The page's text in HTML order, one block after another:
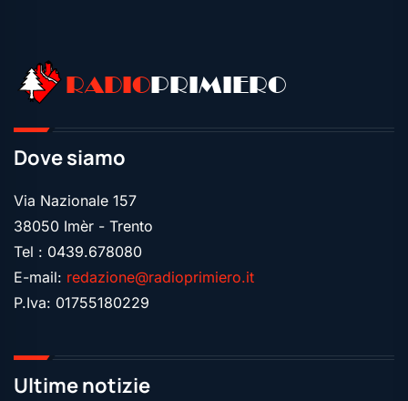
RADIOPRIMIERO
Dove siamo
Via Nazionale 157
38050 Imèr - Trento
Tel : 0439.678080
E-mail: redazione@radioprimiero.it
P.Iva: 01755180229
Ultime notizie